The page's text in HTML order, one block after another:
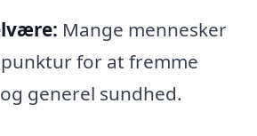
Mange mennesker
for at fremme
generel sundhed.